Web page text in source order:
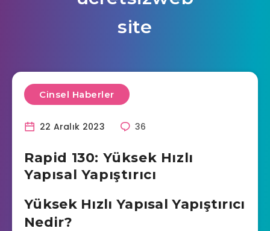
site
Cinsel Haberler
22 Aralık 2023 36
Rapid 130: Yüksek Hızlı
Yapısal Yapıştırıcı
Yüksek Hızlı Yapısal Yapıştırıcı
Nedir?